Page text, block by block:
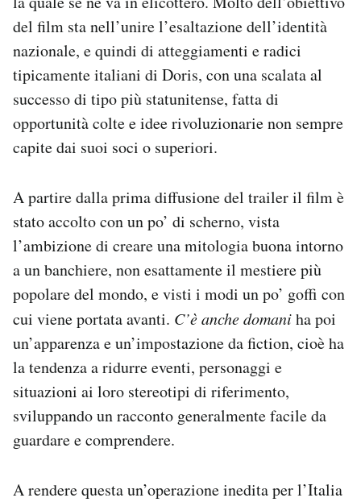
del film sta nell’unire l’esaltazione dell’identità
nazionale, e quindi di atteggiamenti e radici
tipicamente italiani di Doris, con una scalata al
successo di tipo più statunitense, fatta di
opportunità colte e idee rivoluzionarie non sempre
capite dai suoi soci o superiori.
A partire dalla prima diffusione del trailer il film è
stato accolto con un po’ di scherno, vista
l’ambizione di creare una mitologia buona intorno
a un banchiere, non esattamente il mestiere più
popolare del mondo, e visti i modi un po’ goffi con
cui viene portata avanti. C’è anche domaniha poi
un’apparenza e un’impostazione da fiction, cioè ha
la tendenza a ridurre eventi, personaggi e
situazioni ai loro stereotipi di riferimento,
sviluppando un racconto generalmente facile da
guardare e comprendere.
A rendere questa un’operazione inedita per l’Italia